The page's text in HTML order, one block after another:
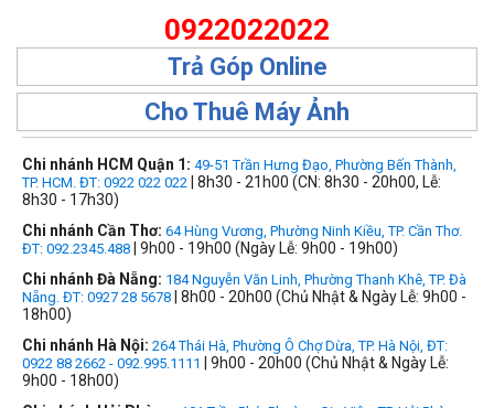
0922022022
Trả Góp Online
Cho Thuê Máy Ảnh
Chi nhánh HCM Quận 1: 49-51 Trần Hưng Đạo, Phường Bến Thành,
TP. HCM. ĐT: 0922 022 022 | 8h30 - 21h00 (CN: 8h30 - 20h00, Lễ:
8h30 - 17h30)
Chi nhánh Cần Thơ: 64 Hùng Vương, Phường Ninh Kiều, TP. Cần Thơ.
ĐT: 092.2345.488 | 9h00 - 19h00 (Ngày Lễ: 9h00 - 19h00)
Chi nhánh Đà Nẵng: 184 Nguyễn Văn Linh, Phường Thanh Khê, TP. Đà
Nẵng. ĐT: 0927 28 5678 | 8h00 - 20h00 (Chủ Nhật & Ngày Lễ: 9h00 -
18h00)
Chi nhánh Hà Nội: 264 Thái Hà, Phường Ô Chợ Dừa, TP. Hà Nội, ĐT:
0922 88 2662 - 092.995.1111
| 9h00 - 20h00 (Chủ Nhật & Ngày Lễ:
9h00 - 18h00)